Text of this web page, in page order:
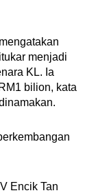
menjadi
KL. Ia
bilion, kata
Encik Tan